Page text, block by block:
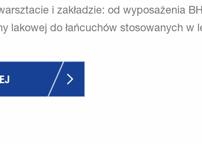
i zakładzie: od wyposażenia
lakowej do łańcuchów stosowanych w